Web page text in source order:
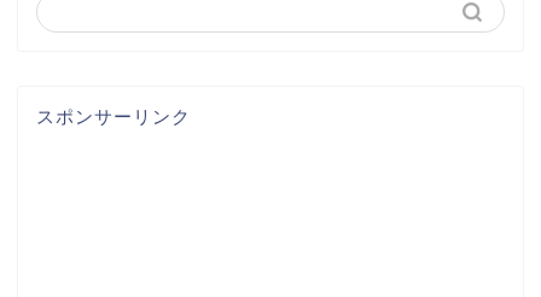
スポンサーリンク